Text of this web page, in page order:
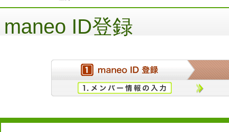
maneo ID登録